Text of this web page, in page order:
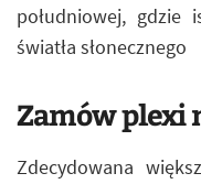
południowej, gdzie
światła słonecznego
Zamów plexi
Zdecydowana